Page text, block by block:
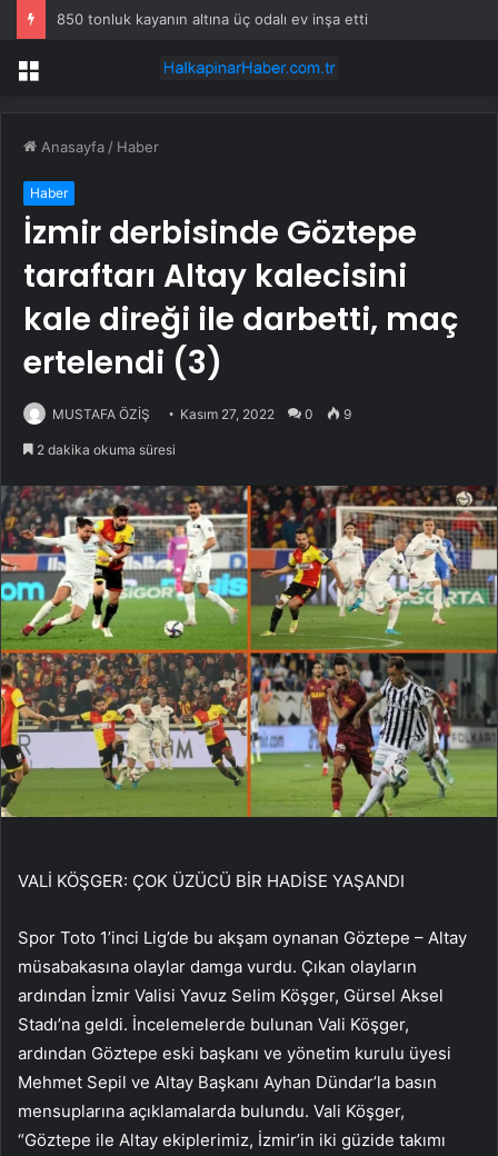
850 tonluk kayanın altına üç odalı ev inşa etti
Menü
Anasayfa / Haber
Haber
İzmir derbisinde Göztepe
taraftarı Altay kalecisini
kale direği ile darbetti, maç
ertelendi (3)
MUSTAFA ÖZİŞ Kasım 27, 2022 0 9
2 dakika okuma süresi
VALİ KÖŞGER: ÇOK ÜZÜCÜ BİR HADİSE YAŞANDI
Spor Toto 1’inci Lig’de bu akşam oynanan Göztepe – Altay
müsabakasına olaylar damga vurdu. Çıkan olayların
ardından İzmir Valisi Yavuz Selim Köşger, Gürsel Aksel
Stadı’na geldi. İncelemelerde bulunan Vali Köşger,
ardından Göztepe eski başkanı ve yönetim kurulu üyesi
Mehmet Sepil ve Altay Başkanı Ayhan Dündar’la basın
mensuplarına açıklamalarda bulundu. Vali Köşger,
“Göztepe ile Altay ekiplerimiz, İzmir’in iki güzide takımı